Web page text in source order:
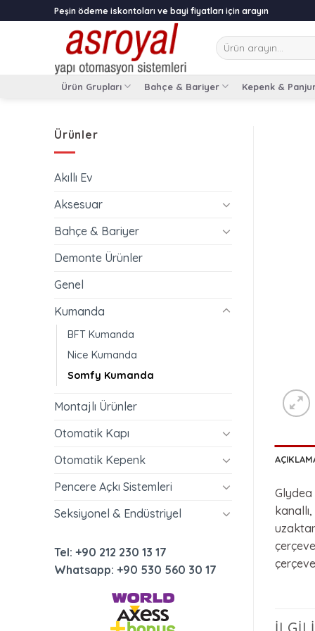
to
Peşin ödeme iskontoları ve bayi fiyatları için arayın
Ara:
Ürün Grupları Bahçe & Bariyer Kepenk &
Ürünler
Akıllı Ev
Aksesuar
Bahçe & Bariyer
Demonte Ürünler
Genel
Kumanda
BFT Kumanda
Nice Kumanda
Somfy Kumanda
Montajlı Ürünler
Otomatik Kapı
Otomatik Kepenk
Pencere Açkı Sistemleri
Seksiyonel & Endüstriyel
Tel: +90 212 230 13 17
Whatsapp: +90 530 560 30 17
Glydea